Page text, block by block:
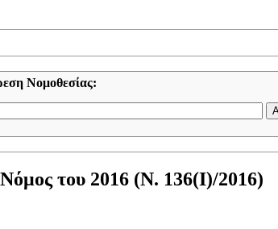
Νομοθεσίας:
του 2016 (Ν. 136(I)/2016)